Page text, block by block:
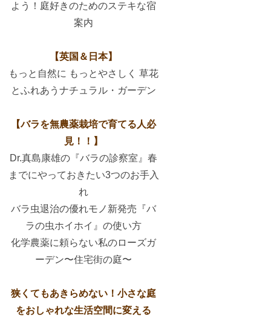
よう！庭好きのためのステキな宿
案内
【英国＆日本】
もっと自然に もっとやさしく 草花
とふれあうナチュラル・ガーデン
【バラを無農薬栽培で育てる人必
見！！】
Dr.真島康雄の『バラの診察室』春
までにやっておきたい3つのお手入
れ
バラ虫退治の優れモノ新発売『バ
ラの虫ホイホイ』の使い方
化学農薬に頼らない私のローズガ
ーデン〜住宅街の庭〜
狭くてもあきらめない！小さな庭
をおしゃれな生活空間に変える